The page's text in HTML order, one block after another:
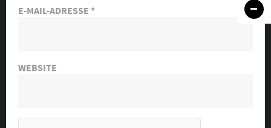
E-MAIL-ADRESSE *
WEBSITE